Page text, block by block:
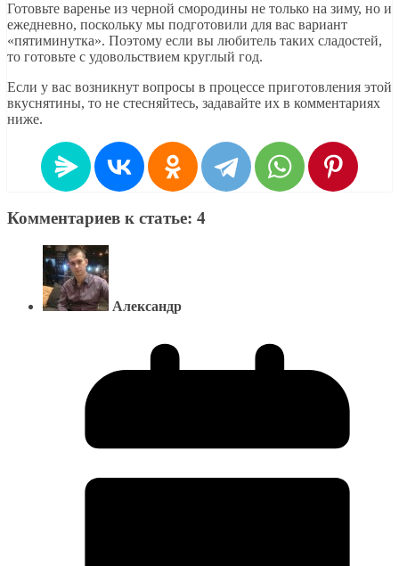
Готовьте варенье из черной смородины не только на зиму, но и
ежедневно, поскольку мы подготовили для вас вариант
«пятиминутка». Поэтому если вы любитель таких сладостей,
то готовьте с удовольствием круглый год.
Если у вас возникнут вопросы в процессе приготовления этой
вкуснятины, то не стесняйтесь, задавайте их в комментариях
ниже.
Комментариев к статье: 4
Александр